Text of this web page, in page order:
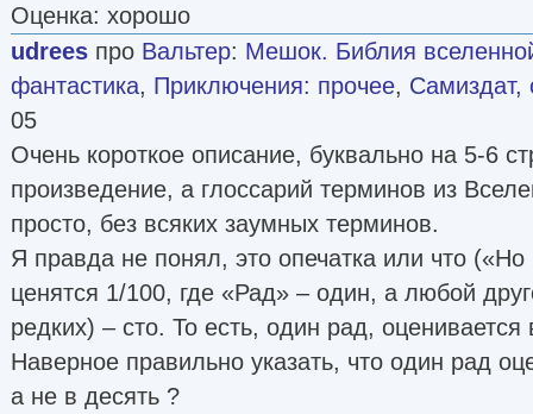
Оценка: хорошо
udrees про Вальтер: Мешок. Библия
фантастика, Приключения: прочее, Самиздат,
05
Очень короткое описание, буквально на 5-6
произведение, а глоссарий терминов из
просто, без всяких заумных терминов.
Я правда не понял, это опечатка или что
ценятся 1/100, где «Рад» – один, а любой
редких) – сто. То есть, один рад,
Наверное правильно указать, что один рад
а не в десять ?